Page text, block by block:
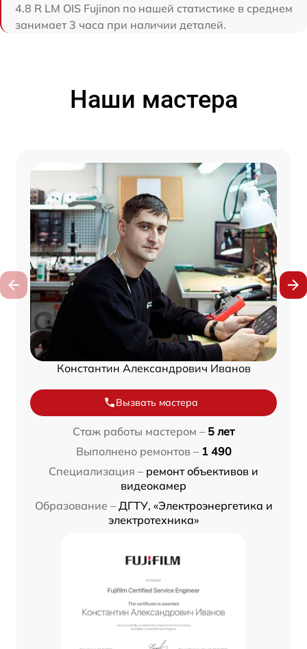
4.8 R LM OIS Fujinon по нашей статистике в среднем
занимает 3 часа при наличии деталей.
Наши мастера
Константин Александрович Иванов
Вызвать мастера
Стаж работы мастером – 5 лет
Выполнено ремонтов – 1 490
Специализация – ремонт объективов и
видеокамер
Образование – ДГТУ, «Электроэнергетика и
электротехника»